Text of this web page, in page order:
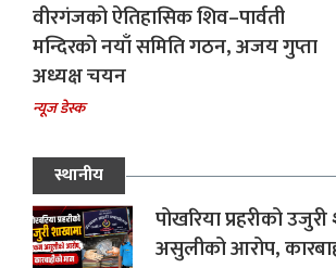
वीरगंजको ऐतिहासिक शिव–पार्वती
मन्दिरको नयाँ समिति गठन, अजय गुप्ता
अध्यक्ष चयन
न्यूज डेस्क
स्थानीय
पोखरिया प्रहरीको
असुलीको आरोप,